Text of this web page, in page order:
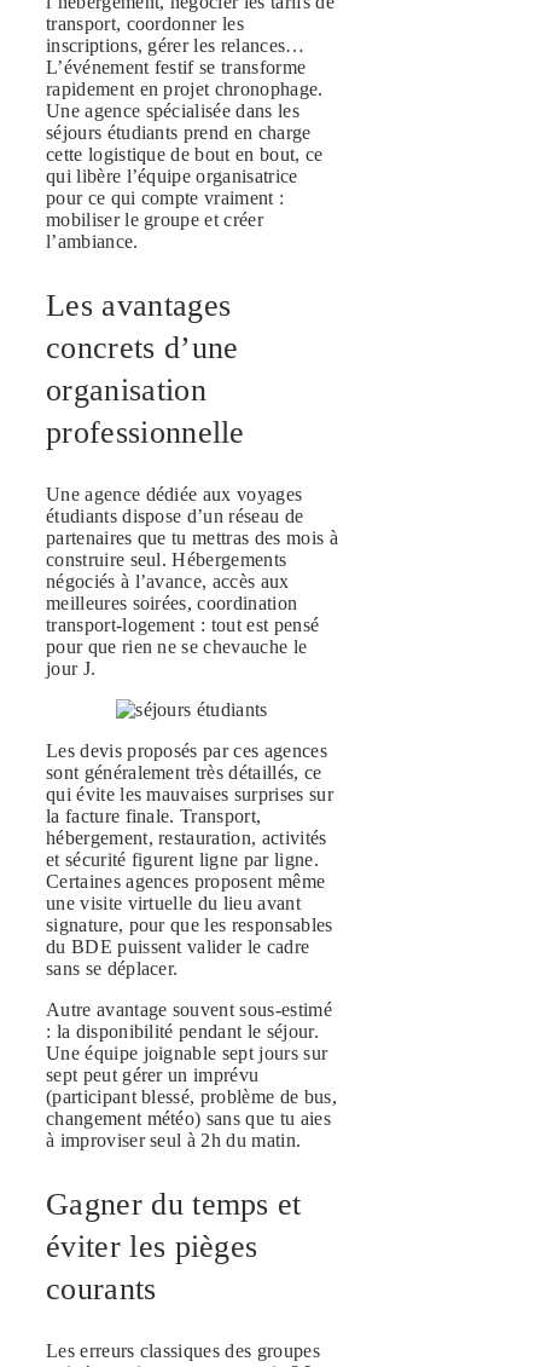
transport, coordonner les
inscriptions, gérer les relances…
L’événement festif se transforme
rapidement en projet chronophage.
Une agence spécialisée dans les
séjours étudiants prend en charge
cette logistique de bout en bout, ce
qui libère l’équipe organisatrice
pour ce qui compte vraiment :
mobiliser le groupe et créer
l’ambiance.
Les avantages
concrets d’une
organisation
professionnelle
Une agence dédiée aux voyages
étudiants dispose d’un réseau de
partenaires que tu mettras des mois à
construire seul. Hébergements
négociés à l’avance, accès aux
meilleures soirées, coordination
transport-logement : tout est pensé
pour que rien ne se chevauche le
jour J.
Les devis proposés par ces agences
sont généralement très détaillés, ce
qui évite les mauvaises surprises sur
la facture finale. Transport,
hébergement, restauration, activités
et sécurité figurent ligne par ligne.
Certaines agences proposent même
une visite virtuelle du lieu avant
signature, pour que les responsables
du BDE puissent valider le cadre
sans se déplacer.
Autre avantage souvent sous-estimé
: la disponibilité pendant le séjour.
Une équipe joignable sept jours sur
sept peut gérer un imprévu
(participant blessé, problème de bus,
changement météo) sans que tu aies
à improviser seul à 2h du matin.
Gagner du temps et
éviter les pièges
courants
Les erreurs classiques des groupes